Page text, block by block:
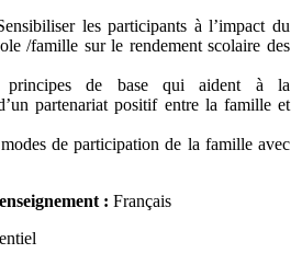
les participants à l’impact du
/famille sur le rendement scolaire des
principes de base qui aident à la
partenariat positif entre la famille et
de participation de la famille avec
: Français